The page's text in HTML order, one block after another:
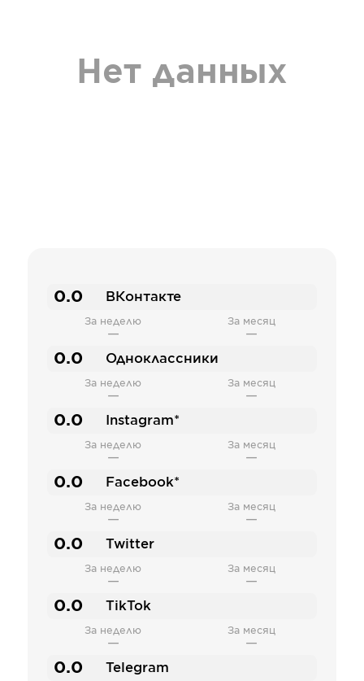
Нет данных
0.0 ВКонтакте
За неделю
—
За месяц
—
0.0 Одноклассники
За неделю
—
За месяц
—
0.0 Instagram*
За неделю
—
За месяц
—
0.0 Facebook*
За неделю
—
За месяц
—
0.0 Twitter
За неделю
—
За месяц
—
0.0 TikTok
За неделю
—
За месяц
—
0.0 Telegram